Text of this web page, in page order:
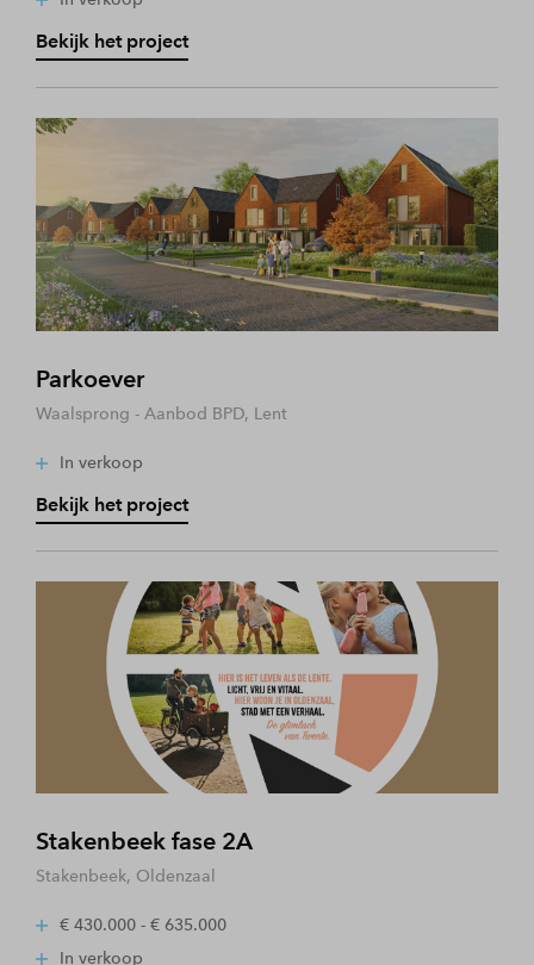
Bekijk het project
Parkoever
Waalsprong - Aanbod BPD, Lent
In verkoop
Bekijk het project
Stakenbeek fase 2A
Stakenbeek, Oldenzaal
€ 430.000 - € 635.000
In verkoop